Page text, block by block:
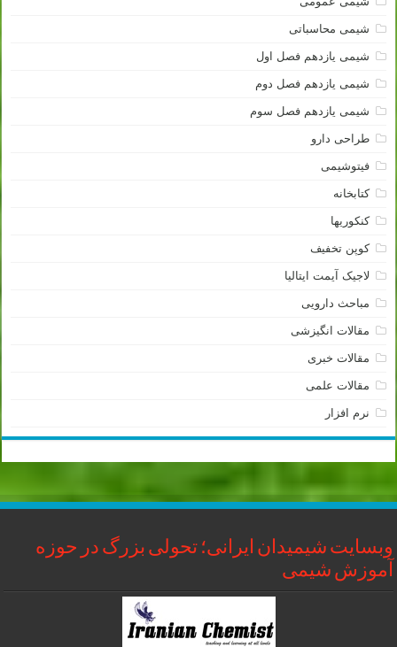
شیمی محاسباتی
شیمی یازدهم فصل اول
شیمی یازدهم فصل دوم
شیمی یازدهم فصل سوم
طراحی دارو
فیتوشیمی
کتابخانه
کنکوریها
کوپن تخفیف
لاجیک آیمت ایتالیا
مباحث دارویی
مقالات انگیزشی
مقالات خبری
مقالات علمی
نرم افزار
وبسایت شیمیدان ایرانی؛ تحولی بزرگ در حوزه
آموزش شیمی